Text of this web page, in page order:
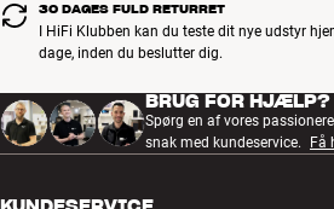
30 DAGES FULD RETURRET
I HiFi Klubben kan du teste dit nye udstyr
dage, inden du beslutter dig.
BRUG FOR HJÆLP?
Spørg en af vores
snak med kundeservice.
Få